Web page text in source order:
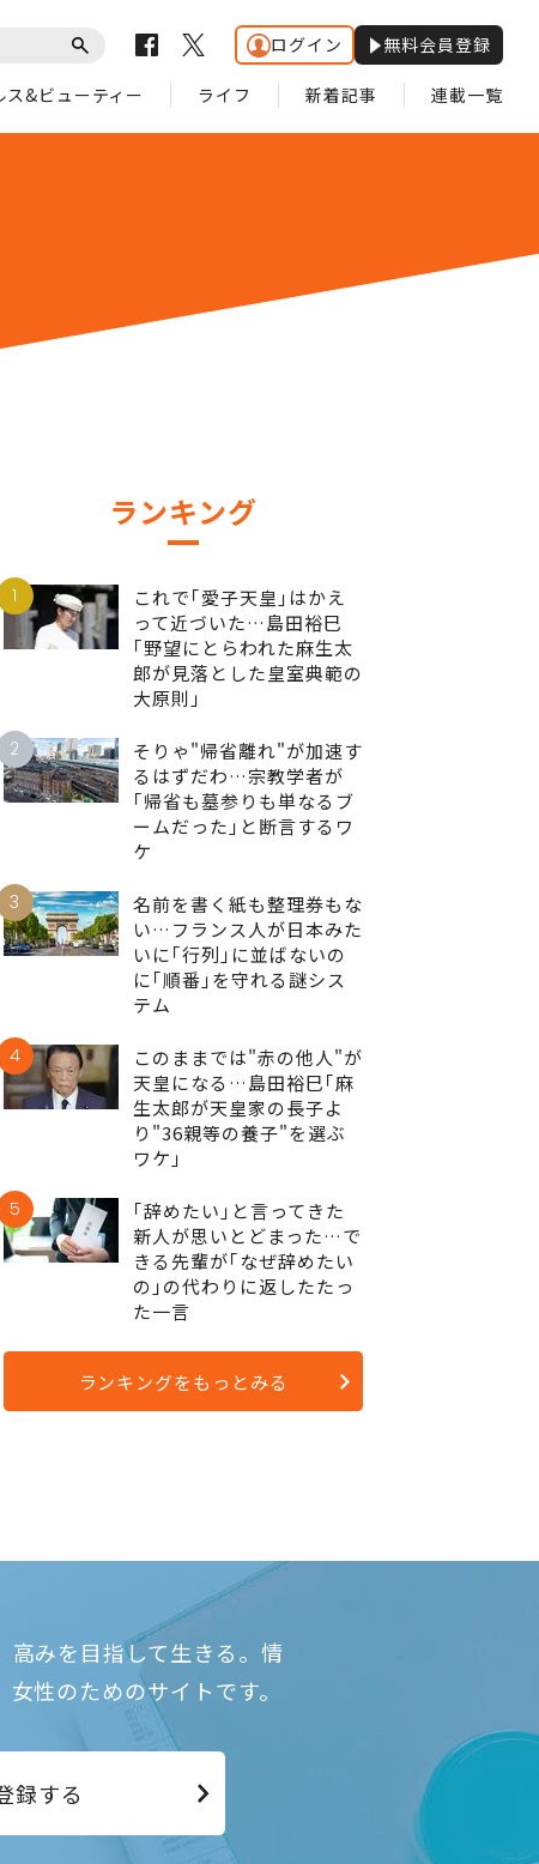
ログイン 無料会員登録
ス&ビューティー ライフ 新着記事 連載一覧
ランキング
1
これで｢愛子天皇｣はかえ
って近づいた…島田裕巳
｢野望にとらわれた麻生太
郎が見落とした皇室典範の
大原則｣
2
そりゃ"帰省離れ"が加速す
るはずだわ…宗教学者が
｢帰省も墓参りも単なるブ
ームだった｣と断言するワ
ケ
3
名前を書く紙も整理券もな
い…フランス人が日本みた
いに｢行列｣に並ばないの
に｢順番｣を守れる謎シス
テム
4
このままでは"赤の他人"が
天皇になる…島田裕巳｢麻
生太郎が天皇家の長子よ
り"36親等の養子"を選ぶ
ワケ｣
5
｢辞めたい｣と言ってきた
新人が思いとどまった…で
きる先輩が｢なぜ辞めたい
の｣の代わりに返したたっ
た一言
ランキングをもっとみる
みを目指して生きる。情
性のためのサイトです。
録する